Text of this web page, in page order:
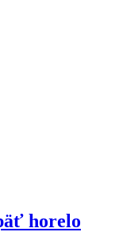
horelo